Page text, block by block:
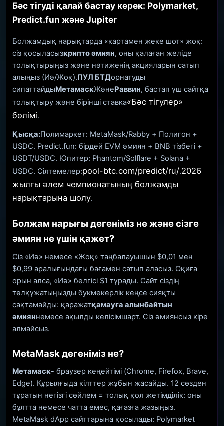
Бәс тігуді қалай бастау керек: Polymarket,
Predict.fun және Jupiter
Болжамдық нарықтарда «картамен жеке шот» жоқ:
сіз қосыласызкрипто әмиян, оны қалаған желіде
толықтырыңыз және нәтиженің акцияларын сатып
алыңыз (Иә/Жоқ).ПУЛ БТДорнатуды
сипаттайдыМетамаскЖәнеРаввин, бастап үш сайтқа
толықтыру және бірінші ставка«Бәс тігулер»
бөлімі.
Қысқа:Полимаркет: MetaMask/Rabby + Полигон +
USDC. Predict.fun: бірдей EVM әмиян + BNB тізбегі +
USDT/USDC. Юпитер: Phantom/Solflare + Solana +
USDC. Сілтемелер:pool-btc.com/predict/ru/.2026
жылғы әлем чемпионатының болжамды
нарықтарына шолу.
Болжам нарығы дегеніміз не және сізге
әмиян не үшін қажет?
Сіз «Иә» немесе «Жоқ» таңбалауышын $0,01 мен
$0,99 аралығындағы бағамен сатып аласыз. Оқиға
орын алса, «Иә» белгісі $1 тұрады. Сайт сіздің
төлқұжатыңызды букмекерлік кеңсе сияқты
сақтамайды: қаражатқамауға алынбайтын
әмияннемесе ақылды келісімшарт. Сіз әмиянсыз кіре
алмайсыз.
MetaMask дегеніміз не?
Метамаск- браузер кеңейтімі (Chrome, Firefox, Brave,
Edge). Құрылғыда кілттер жұбын жасайды. 12 сөзден
тұратын негізгі сөйлем = толық қол жетімділік: оны
бұлтта немесе чатта емес, қағазға жазыңыз.
MetaMask dApp сайттарына қосылады: Polymarket